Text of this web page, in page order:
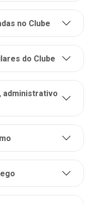
no Clube
do Clube
administrativo